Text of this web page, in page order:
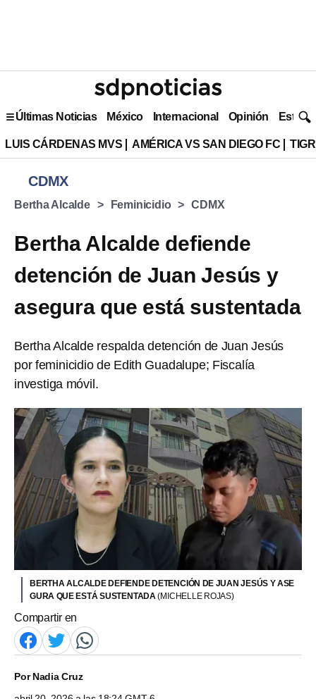
Últimas Noticias México Internacional Opinión Estilo
LUIS CÁRDENAS MVS AMÉRICA VS SAN DIEGO FC
CDMX
Bertha Alcalde Feminicidio CDMX
Bertha Alcalde defiende
detención de Juan Jesús y
asegura que está sustentada
Bertha Alcalde respalda detención de Juan Jesús
por feminicidio de Edith Guadalupe; Fiscalía
investiga móvil.
BERTHA ALCALDE DEFIENDE DETENCIÓN DE JUAN JESÚS Y ASE
GURA QUE ESTÁ SUSTENTADA(MICHELLE ROJAS)
Compartir en
PorNadia Cruz